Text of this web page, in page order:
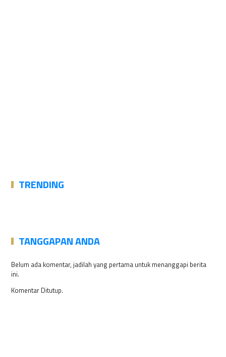
TRENDING
TANGGAPAN ANDA
Belum ada komentar, jadilah yang pertama untuk menanggapi berita
ini.
Komentar Ditutup.